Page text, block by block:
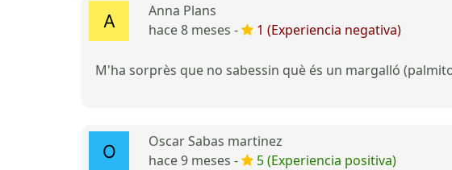
Anna Plans
hace 8 meses -
1 (Experiencia negativa)
M'ha sorprès que no sabessin què és un margalló
Oscar Sabas martinez
hace 9 meses -
5 (Experiencia positiva)